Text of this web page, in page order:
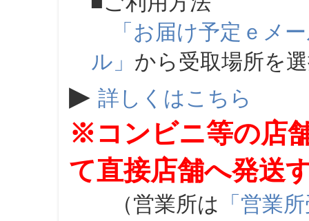
「お届け予定ｅメ
ル」 から受取場所を
▶ 詳しくはこちら
※コンビニ等の店
て直接店舗へ発送
（営業所は 「営業